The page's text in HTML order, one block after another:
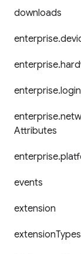
downloads
enterprise.
enterprise.
enterprise.login
enterprise.
Attributes
enterprise.
events
extension
extensionTypes